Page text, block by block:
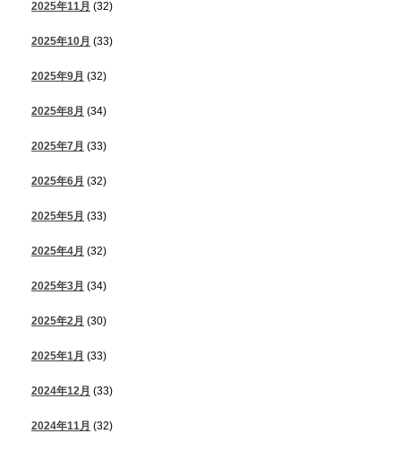
2025年11月 (32)
2025年10月 (33)
2025年9月 (32)
2025年8月 (34)
2025年7月 (33)
2025年6月 (32)
2025年5月 (33)
2025年4月 (32)
2025年3月 (34)
2025年2月 (30)
2025年1月 (33)
2024年12月 (33)
2024年11月 (32)